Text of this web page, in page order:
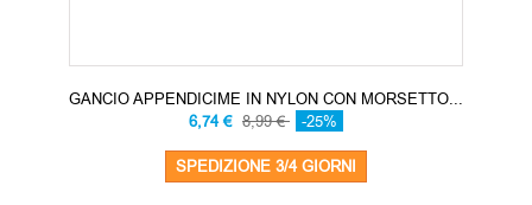
GANCIO APPENDICIME IN NYLON CON MORSETTO...
6,74 € 8,99 € -25%
SPEDIZIONE 3/4 GIORNI